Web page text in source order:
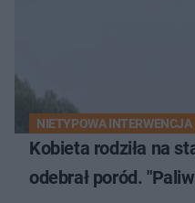
NIETYPOWA INTERWENCJA
Kobieta rodziła na
odebrał poród.